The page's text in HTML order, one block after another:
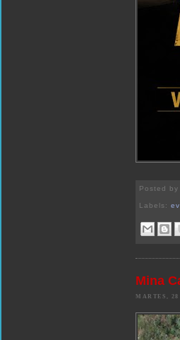
Posted by
Labels:
Mina
MARTES,